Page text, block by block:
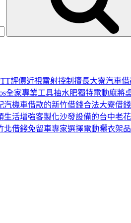
評價近視雷射控制擅長大寮汽車借
全家專業工具抽水肥獨特電動麻將
汽機車借款的新竹借錢合法大寮借錢
生活增強客製化沙發設備的台中老花
北借錢免留車專家選擇電動曬衣架